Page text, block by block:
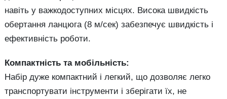
навіть у важкодоступних місцях. Висока швидкість
обертання ланцюга (8 м/сек) забезпечує швидкість і
ефективність роботи.
Компактність та мобільність:
Набір дуже компактний і легкий, що дозволяє легко
транспортувати інструменти і зберігати їх, не